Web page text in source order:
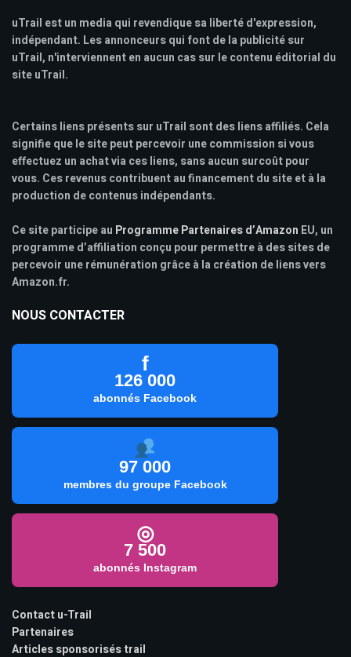
uTrail est un media qui revendique sa liberté d'expression,
indépendant. Les annonceurs qui font de la publicité sur
uTrail, n'interviennent en aucun cas sur le contenu éditorial du
site uTrail.
Certains liens présents sur uTrail sont des liens affiliés. Cela
signifie que le site peut percevoir une commission si vous
effectuez un achat via ces liens, sans aucun surcoût pour
vous. Ces revenus contribuent au financement du site et à la
production de contenus indépendants.
Ce site participe au Programme Partenaires d’Amazon EU, un
programme d’affiliation conçu pour permettre à des sites de
percevoir une rémunération grâce à la création de liens vers
Amazon.fr.
NOUS CONTACTER
f
126 000
abonnés Facebook
97 000
membres du groupe Facebook
◎
7 500
abonnés Instagram
Contact u-Trail
Partenaires
Articles sponsorisés trail